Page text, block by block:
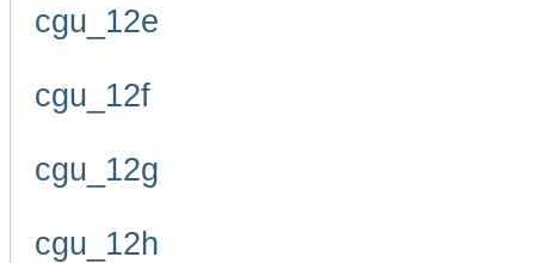
cgu_12e
cgu_12f
cgu_12g
cgu_12h